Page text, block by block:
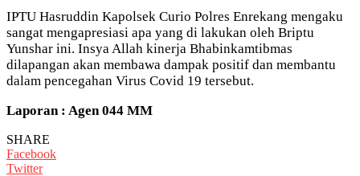
IPTU Hasruddin Kapolsek Curio Polres Enrekang mengaku
sangat mengapresiasi apa yang di lakukan oleh Briptu
Yunshar ini. Insya Allah kinerja Bhabinkamtibmas
dilapangan akan membawa dampak positif dan membantu
dalam pencegahan Virus Covid 19 tersebut.
Laporan : Agen 044 MM
SHARE
Facebook
Twitter